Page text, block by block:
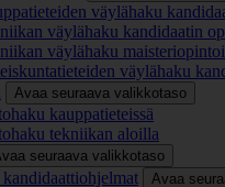
väylähaku
väylähaku kandidaatin
väylähaku
väylähaku
Avaa seuraava valikkotaso
kauppatieteissä
tekniikan aloilla
seuraava valikkotaso
Avaa